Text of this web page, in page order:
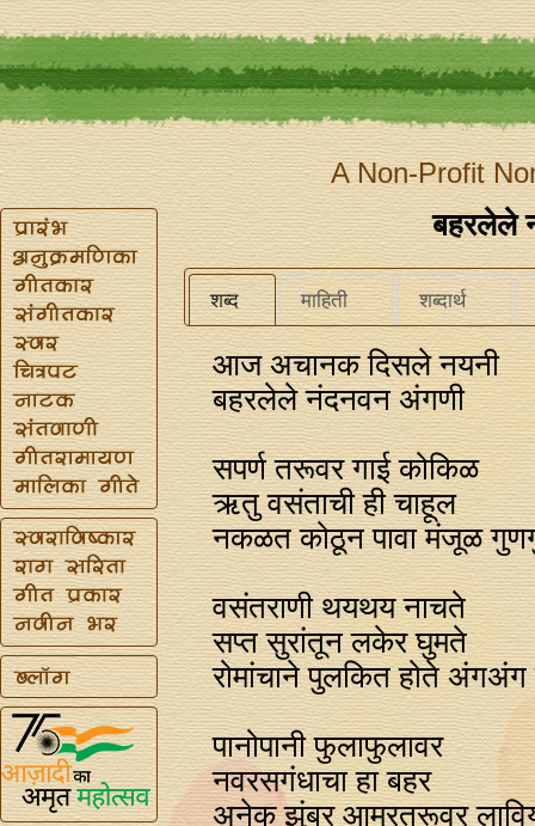
A Non-Profit
बहरलेले
शब्द माहिती शब्दार्थ
आज अचानक दिसले नयनी
बहरलेले नंदनवन अंगणी
सपर्ण तरूवर गाई कोकिळ
ऋतु वसंताची ही चाहूल
नकळत कोठून पावा मंजूळ
वसंतराणी थयथय नाचते
सप्त सुरांतून लकेर घुमते
रोमांचाने पुलकित होते अंगअंग
पानोपानी फुलाफुलावर
नवरसगंधाचा हा बहर
अनेक झुंबर आम्रतरूवर